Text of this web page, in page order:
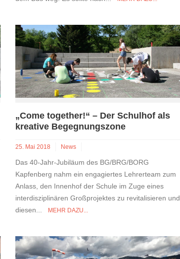
„Come together!“ – Der Schulhof als
kreative Begegnungszone
25. Mai 2018 News
Das 40-Jahr-Jubiläum des BG/BRG/BORG
Kapfenberg nahm ein engagiertes Lehrerteam zum
Anlass, den Innenhof der Schule im Zuge eines
interdisziplinären Großprojektes zu revitalisieren und
diesen...
MEHR DAZU...